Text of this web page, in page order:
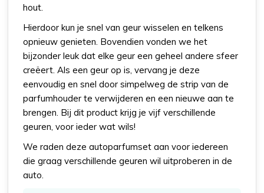
hout.
Hierdoor kun je snel van geur wisselen en telkens
opnieuw genieten. Bovendien vonden we het
bijzonder leuk dat elke geur een geheel andere sfeer
creëert. Als een geur op is, vervang je deze
eenvoudig en snel door simpelweg de strip van de
parfumhouder te verwijderen en een nieuwe aan te
brengen. Bij dit product krijg je vijf verschillende
geuren, voor ieder wat wils!
We raden deze autoparfumset aan voor iedereen
die graag verschillende geuren wil uitproberen in de
auto.